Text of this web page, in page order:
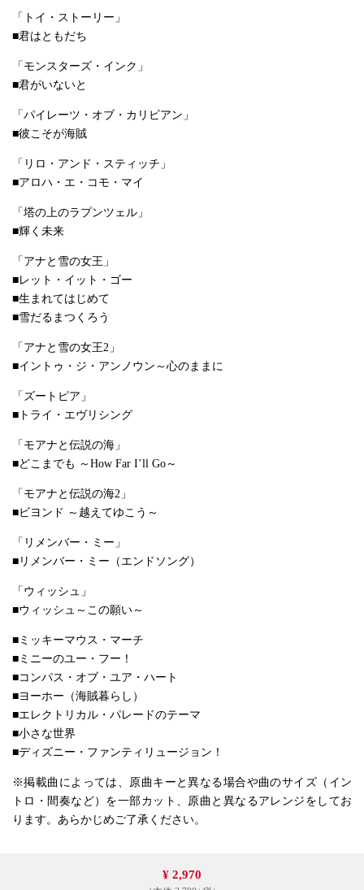
「トイ・ストーリー」
■君はともだち
「モンスターズ・インク」
■君がいないと
「パイレーツ・オブ・カリビアン」
■彼こそが海賊
「リロ・アンド・スティッチ」
■アロハ・エ・コモ・マイ
「塔の上のラプンツェル」
■輝く未来
「アナと雪の女王」
■レット・イット・ゴー
■生まれてはじめて
■雪だるまつくろう
「アナと雪の女王2」
■イントゥ・ジ・アンノウン～心のままに
「ズートピア」
■トライ・エヴリシング
「モアナと伝説の海」
■どこまでも ～How Far I’ll Go～
「モアナと伝説の海2」
■ビヨンド ～越えてゆこう～
「リメンバー・ミー」
■リメンバー・ミー（エンドソング）
「ウィッシュ」
■ウィッシュ～この願い～
■ミッキーマウス・マーチ
■ミニーのユー・フー！
■コンパス・オブ・ユア・ハート
■ヨーホー（海賊暮らし）
■エレクトリカル・パレードのテーマ
■小さな世界
■ディズニー・ファンティリュージョン！
※掲載曲によっては、原曲キーと異なる場合や曲のサイズ（イン
トロ・間奏など）を一部カット、原曲と異なるアレンジをしてお
ります。あらかじめご了承ください。
¥ 2,970